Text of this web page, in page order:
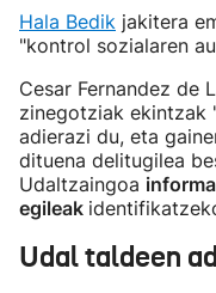
Hala Bedik jakitera
"kontrol sozialaren
Cesar Fernandez de
zinegotziak ekintzak
adierazi du, eta
dituena delitugilea
Udaltzaingoa
egileak
Udal taldeen